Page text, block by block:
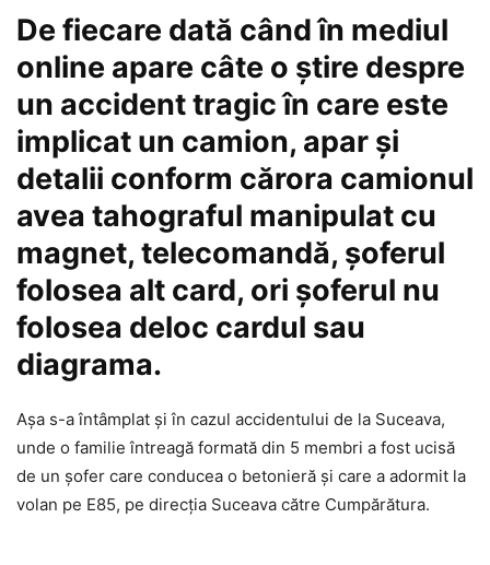
De fiecare dată când în mediul
online apare câte o știre despre
un accident tragic în care este
implicat un camion, apar și
detalii conform cărora camionul
avea tahograful manipulat cu
magnet, telecomandă, șoferul
folosea alt card, ori șoferul nu
folosea deloc cardul sau
diagrama.
Așa s-a întâmplat și în cazul accidentului de la Suceava,
unde o familie întreagă formată din 5 membri a fost ucisă
de un șofer care conducea o betonieră și care a adormit la
volan pe E85, pe direcția Suceava către Cumpărătura.